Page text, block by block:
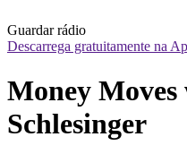
Guardar rádio
Descarrega gratuitamente na
Money
Schlesinger